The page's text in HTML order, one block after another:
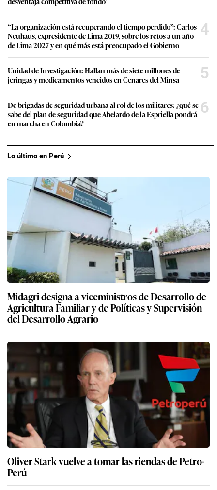
“La organización está recuperando el tiempo perdido”: Carlos
Neuhaus, expresidente de Lima 2019, sobre los retos a un año
de Lima 2027 y en qué más está preocupado el Gobierno
4
Unidad de Investigación: Hallan más de siete millones de
jeringas y medicamentos vencidos en Cenares del Minsa
5
De brigadas de seguridad urbana al rol de los militares: ¿qué se
sabe del plan de seguridad que Abelardo de la Espriella pondrá
en marcha en Colombia?
6
Lo último en Perú
Midagri designa a viceministros de Desarrollo de
Agricultura Familiar y de Políticas y Supervisión
del Desarrollo Agrario
Oliver Stark vuelve a tomar las riendas de Petro-
Perú